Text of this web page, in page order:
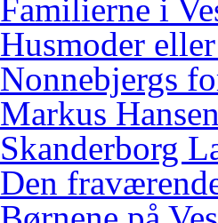
Familierne i
Husmoder
Nonnebjergs
Markus
Skanderborg
Den